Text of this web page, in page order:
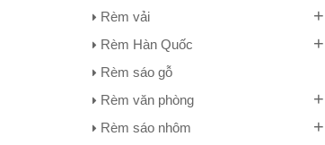
Rèm vải
+
Rèm Hàn Quốc +
Rèm sáo gỗ
Rèm văn phòng
+
Rèm sáo nhôm +